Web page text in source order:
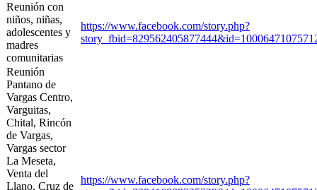
Reunión con
niños, niñas,
adolescentes y
madres
comunitarias
https://www.facebook.com/story.php?
Reunión
Pantano de
Vargas Centro,
Varguitas,
Chital, Rincón
de Vargas,
Vargas sector
La Meseta,
Venta del
Llano, Cruz de
https://www.facebook.com/story.php?